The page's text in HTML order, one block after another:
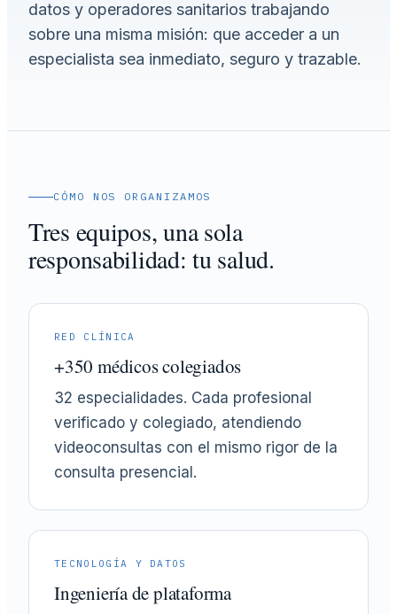
datos y operadores sanitarios trabajando
sobre una misma misión: que acceder a un
especialista sea inmediato, seguro y trazable.
CÓMO NOS ORGANIZAMOS
Tres equipos, una sola
responsabilidad: tu salud.
RED CLÍNICA
+350 médicos colegiados
32 especialidades. Cada profesional
verificado y colegiado, atendiendo
videoconsultas con el mismo rigor de la
consulta presencial.
TECNOLOGÍA Y DATOS
Ingeniería de plataforma